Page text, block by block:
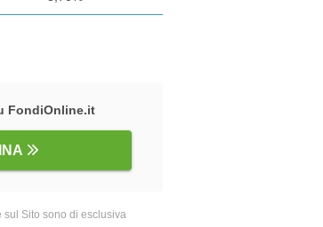
FondiOnline.it
Sito sono di esclusiva